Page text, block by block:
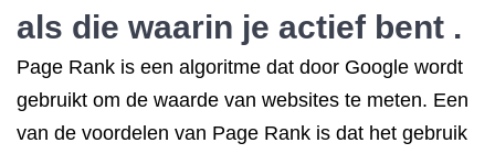
als die waarin je actief bent .
Page Rank is een algoritme dat door Google wordt
gebruikt om de waarde van websites te meten. Een
van de voordelen van Page Rank is dat het gebruik